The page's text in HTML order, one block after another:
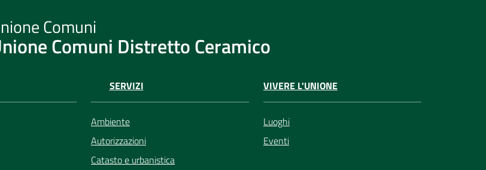
Comuni Distretto Ceramico
SERVIZI
Ambiente
Autorizzazioni
Catasto e urbanistica
VIVERE L'UNIONE
Luoghi
Eventi